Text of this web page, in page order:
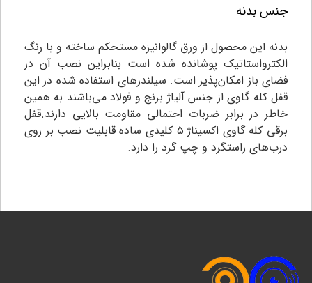
جنس بدنه
بدنه این محصول از ورق گالوانیزه مستحکم ساخته و با رنگ
الکترواستاتیک پوشانده شده است بنابراین نصب آن در
فضای باز امکان‌پذیر است. سیلندرهای استفاده شده در این
قفل کله گاوی از جنس آلیاژ برنج و فولاد می‌باشند به همین
خاطر در برابر ضربات احتمالی مقاومت بالایی دارند‌‌.قفل
برقی کله گاوی اکسیناژ ۵ کلیدی ساده قابلیت نصب بر روی
درب‌های راستگرد و چپ گرد را دارد.